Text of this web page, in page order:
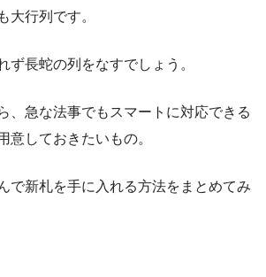
大行列です。
ず長蛇の列をなすでしょう。
、急な法事でもスマートに対応できる
意しておきたいもの。
で新札を手に入れる方法をまとめてみ